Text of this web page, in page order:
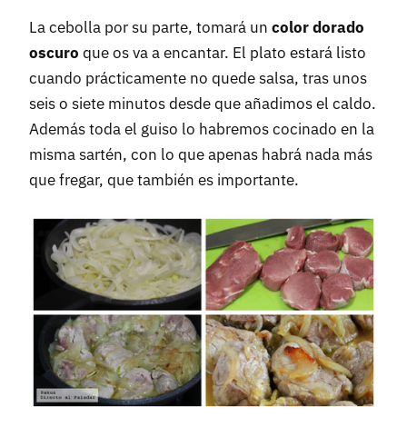
La cebolla por su parte, tomará un color dorado
oscuro que os va a encantar. El plato estará listo
cuando prácticamente no quede salsa, tras unos
seis o siete minutos desde que añadimos el caldo.
Además toda el guiso lo habremos cocinado en la
misma sartén, con lo que apenas habrá nada más
que fregar, que también es importante.